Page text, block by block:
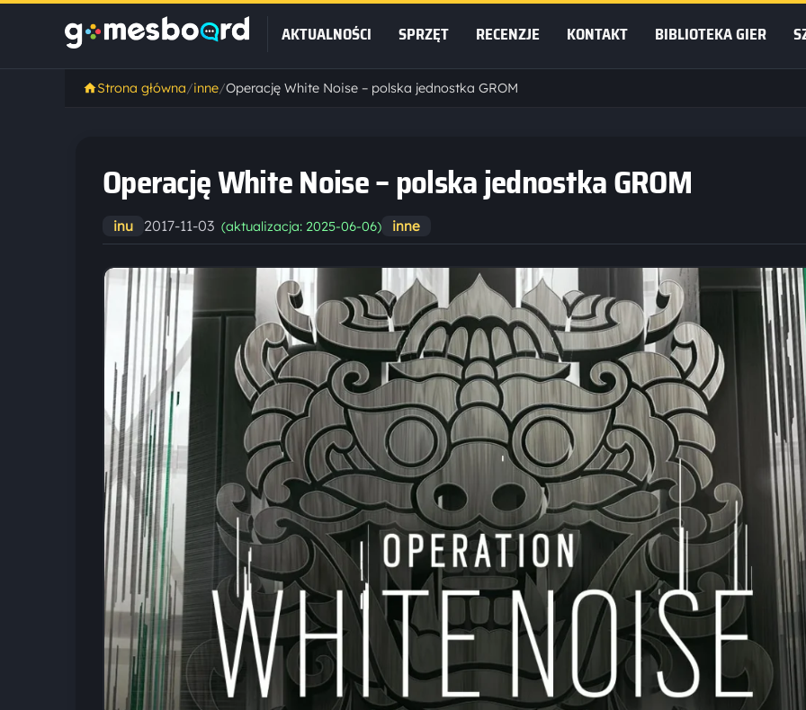
AKTUALNOŚCI SPRZĘT RECENZJE KONTAKT BIBLIOTEKA GIER
Strona główna/inne/Operację White Noise – polska jednostka GROM
Operację White Noise – polska jednostka GROM
inu 2017-11-03 (aktualizacja: 2025-06-06) inne